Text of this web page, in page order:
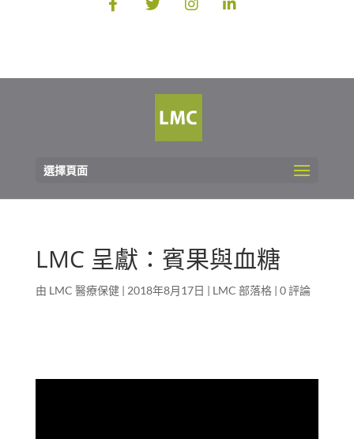
選擇頁面
LMC 呈獻：賓果與血糖
由 LMC 醫療保健| 2018年8月17日 | LMC 部落格| 0 評論